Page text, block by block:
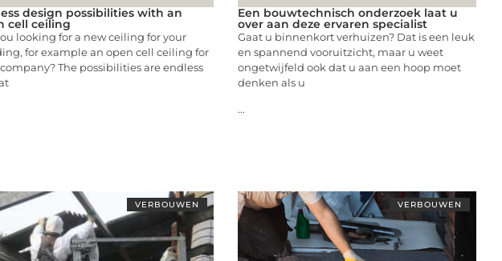
design possibilities with an
cell ceiling
looking for a new ceiling for your
for example an open cell ceiling for
The possibilities are endless
Een bouwtechnisch onderzoek laat u
over aan deze ervaren specialist
Gaat u binnenkort verhuizen? Dat is een leuk
en spannend vooruitzicht, maar u weet
ongetwijfeld ook dat u aan een hoop moet
denken als u
...
VERBOUWEN VERBOUWEN